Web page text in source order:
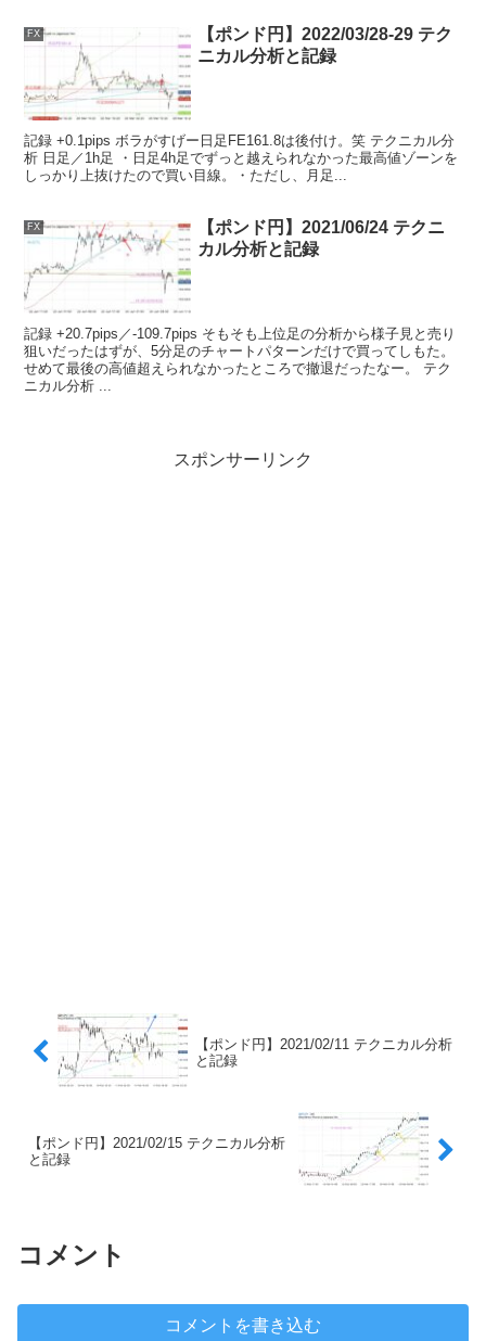
FX
【ポンド円】2022/03/28-29 テク
ニカル分析と記録
記録 +0.1pips ボラがすげー日足FE161.8は後付け。笑 テクニカル分
析 日足／1h足 ・日足4h足でずっと越えられなかった最高値ゾーンを
しっかり上抜けたので買い目線。・ただし、月足...
FX
【ポンド円】2021/06/24 テクニ
カル分析と記録
記録 +20.7pips／-109.7pips そもそも上位足の分析から様子見と売り
狙いだったはずが、5分足のチャートパターンだけで買ってしもた。
せめて最後の高値超えられなかったところで撤退だったなー。 テク
ニカル分析 ...
スポンサーリンク
【ポンド円】2021/02/11 テクニカル分析
と記録
【ポンド円】2021/02/15 テクニカル分析
と記録
コメント
コメントを書き込む